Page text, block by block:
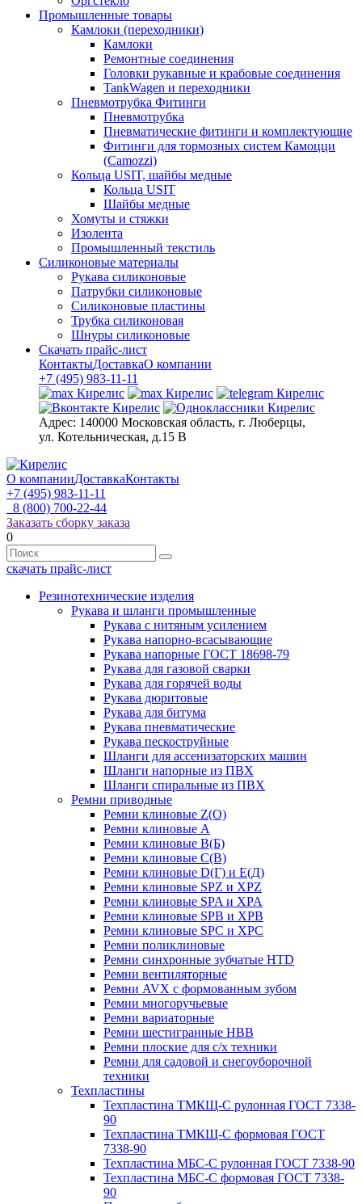
Промышленные товары
Камлоки (переходники)
Камлоки
Ремонтные соединения
Головки рукавные и крабовые соединения
TankWagen и переходники
Пневмотрубка Фитинги
Пневмотрубка
Пневматические фитинги и комплектующие
Фитинги для тормозных систем Камоцци
(Camozzi)
Кольца USIT, шайбы медные
Кольца USIT
Шайбы медные
Хомуты и стяжки
Изолента
Промышленный текстиль
Силиконовые материалы
Рукава силиконовые
Патрубки силиконовые
Силиконовые пластины
Трубка силиконовая
Шнуры силиконовые
Скачать прайс-лист
КонтактыДоставкаО компании
+7 (495) 983-11-11
Адрес: 140000 Московская область, г. Люберцы,
ул. Котельническая, д.15 В
О компанииДоставкаКонтакты
+7 (495) 983-11-11
8 (800) 700-22-44
Заказать сборку заказа
0
скачать прайс-лист
Резинотехнические изделия
Рукава и шланги промышленные
Рукава с нитяным усилением
Рукава напорно-всасывающие
Рукава напорные ГОСТ 18698-79
Рукава для газовой сварки
Рукава для горячей воды
Рукава дюритовые
Рукава для битума
Рукава пневматические
Рукава пескоструйные
Шланги для ассенизаторских машин
Шланги напорные из ПВХ
Шланги спиральные из ПВХ
Ремни приводные
Ремни клиновые Z(О)
Ремни клиновые А
Ремни клиновые В(Б)
Ремни клиновые С(В)
Ремни клиновые D(Г) и Е(Д)
Ремни клиновые SPZ и XPZ
Ремни клиновые SPA и XPA
Ремни клиновые SPB и XPB
Ремни клиновые SPC и XPC
Ремни поликлиновые
Ремни синхронные зубчатые HTD
Ремни вентиляторные
Ремни AVX с формованным зубом
Ремни многоручьевые
Ремни вариаторные
Ремни шестигранные HBB
Ремни плоские для с/х техники
Ремни для садовой и снегоуборочной
техники
Техпластины
Техпластина ТМКЩ-С рулонная ГОСТ 7338-
90
Техпластина ТМКЩ-С формовая ГОСТ
7338-90
Техпластина МБС-С рулонная ГОСТ 7338-90
Техпластина МБС-С формовая ГОСТ 7338-
90